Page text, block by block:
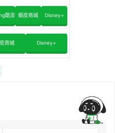
酷澎 蝦皮商城 Disney+
商城 Disney+